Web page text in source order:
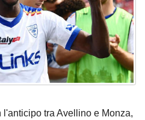
tra Avellino e Monza,